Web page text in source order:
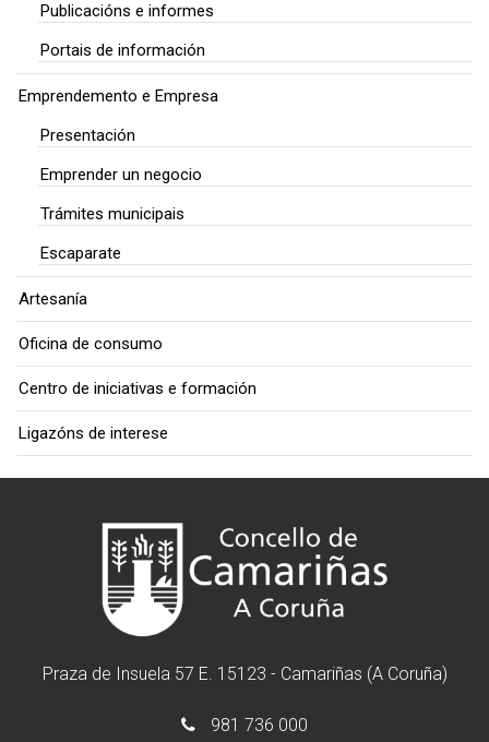
Publicacións e informes
Portais de información
Emprendemento e Empresa
Presentación
Emprender un negocio
Trámites municipais
Escaparate
Artesanía
Oficina de consumo
Centro de iniciativas e formación
Ligazóns de interese
Praza de Insuela 57 E. 15123 - Camariñas (A Coruña)
981 736 000